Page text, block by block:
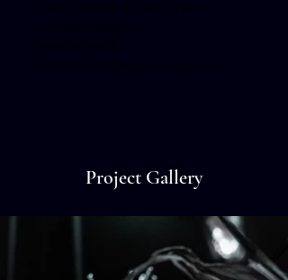
Project Gallery